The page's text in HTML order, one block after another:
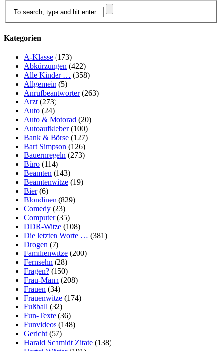
Kategorien
A-Klasse (173)
Abkürzungen (422)
Alle Kinder … (358)
Allgemein (5)
Anrufbeantworter(263)
Arzt(273)
Auto (24)
Auto & Motorad (20)
Autoaufkleber(100)
Bank & Börse (127)
Bart Simpson (126)
Bauernregeln (273)
Büro (114)
Beamten (143)
Beamtenwitze (19)
Bier(6)
Blondinen (829)
Comedy (23)
Computer(35)
DDR-Witze (108)
Die letzten Worte … (381)
Drogen (7)
Familienwitze (200)
Fernsehn (28)
Fragen? (150)
Frau-Mann (208)
Frauen (34)
Frauenwitze (174)
Fußball (32)
Fun-Texte (36)
Funvideos (148)
Gericht(57)
Harald Schmidt Zitate (138)